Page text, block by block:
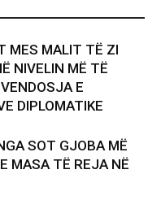
MES MALIT TË ZI
NIVELIN MË TË
E
DIPLOMATIKE
SOT GJOBA MË
MASA TË REJA NË